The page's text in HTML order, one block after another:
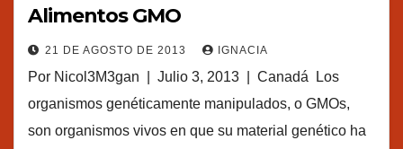
Alimentos GMO
21 DE AGOSTO DE 2013 IGNACIA
Por Nicol3M3gan | Julio 3, 2013 | Canadá Los
organismos genéticamente manipulados, o GMOs,
son organismos vivos en que su material genético ha